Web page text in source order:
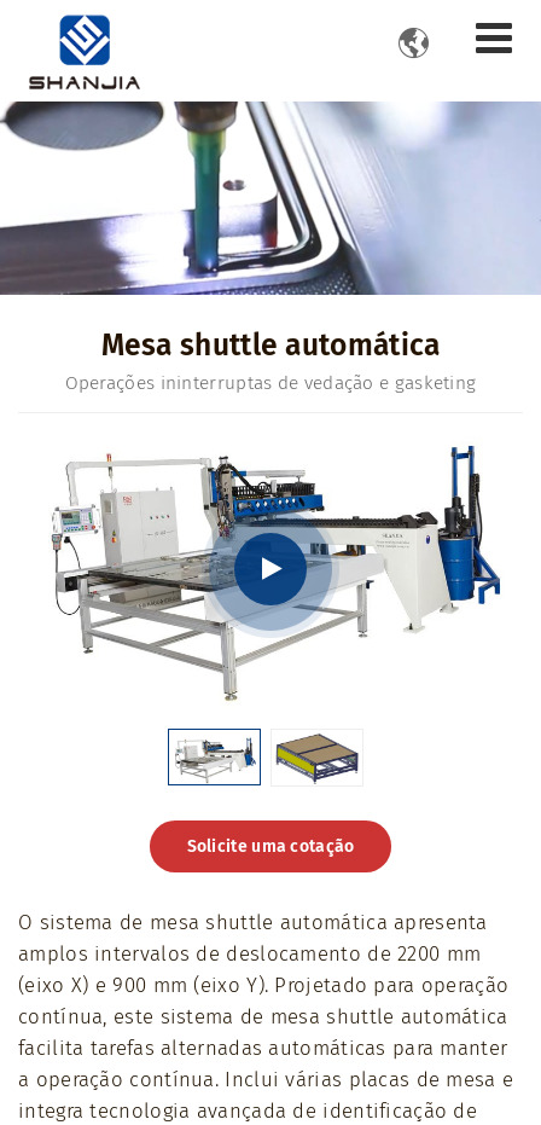

Mesa shuttle automática
Operações ininterruptas de vedação e gasketing
Solicite uma cotação
O sistema de mesa shuttle automática apresenta
amplos intervalos de deslocamento de 2200 mm
(eixo X) e 900 mm (eixo Y). Projetado para operação
contínua, este sistema de mesa shuttle automática
facilita tarefas alternadas automáticas para manter
a operação contínua. Inclui várias placas de mesa e
integra tecnologia avançada de identificação de